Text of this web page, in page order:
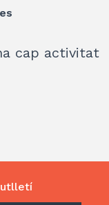
“El
cap activitat